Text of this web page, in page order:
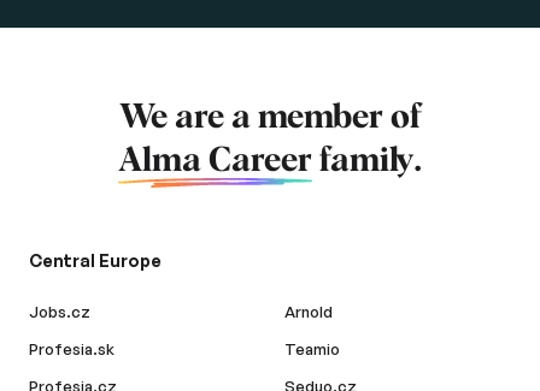
We are a member of
Alma Career family.
Central Europe
Jobs.cz
Profesia.sk
Profesia.cz
Arnold
Teamio
Seduo.cz